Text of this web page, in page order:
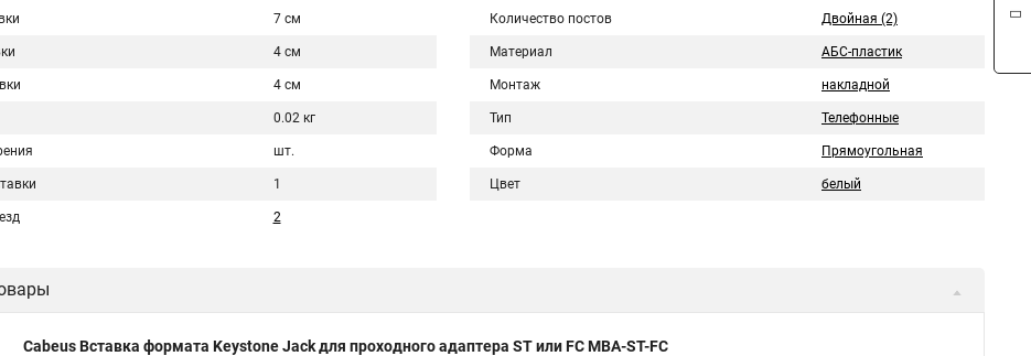
7 см
4 см
4 см
0.02 кг
шт.
1
2
Количество постов Двойная (2)
Материал АБС-пластик
Монтаж накладной
Тип Телефонные
Форма Прямоугольная
Цвет белый
Cabeus Вставка формата Keystone Jack для проходного адаптера ST или FC MBA-ST-FC